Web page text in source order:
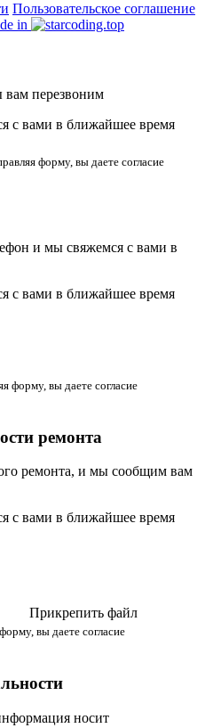
Пользовательское соглашение
in
вам перезвоним
с вами в ближайшее время
форму, вы даете согласие
и мы свяжемся с вами в
с вами в ближайшее время
форму, вы даете согласие
ремонта
ремонта, и мы сообщим вам
с вами в ближайшее время
Прикрепить файл
вы даете согласие
носит